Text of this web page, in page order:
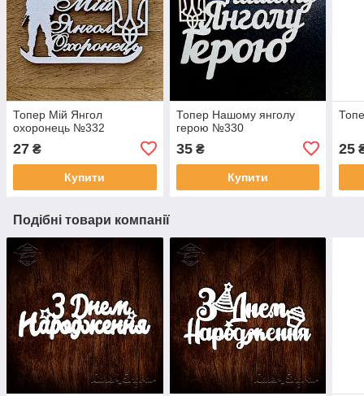
Топер Мій Янгол
охоронець №332
27 ₴
Купити
Топер Нашому янголу
герою №330
35₴
Купити
25
Подібні товари компанії